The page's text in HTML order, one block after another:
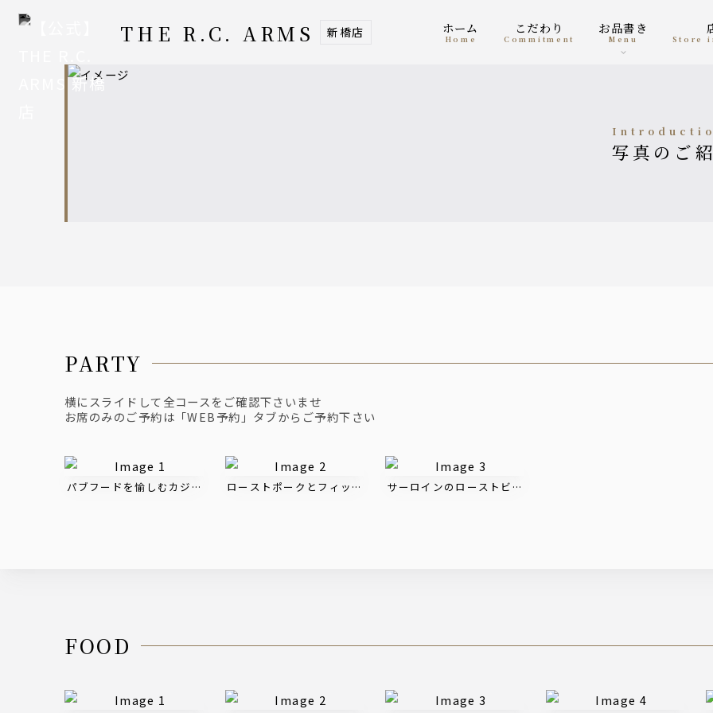
THE R.C. ARMS 新橋店 ホーム
home
こだわり
Commitment
お品書き
menu Store
写真のご
PARTY
横にスライドして全コースをご確認下さいませ
お席のみのご予約は「WEB予約」タブからご予約下さい
パブフードを愉しむカジュアルプラン【PUBLICコース】※2H飲み放題付
ローストポークとフィッシュ＆チップスを愉しむスタンダードプラン【R.C.コース】2H飲放付
サーロインのローストビーフとシーフードを堪能するプレミア
FOOD